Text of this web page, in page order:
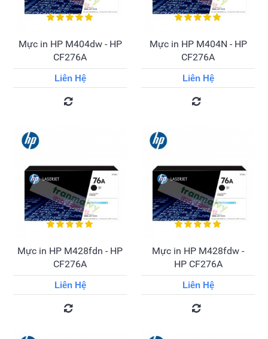
Mực in HP M404dw - HP
CF276A
Liên Hệ
Mực in HP M404N - HP
CF276A
Liên Hệ
Mực in HP M428fdn - HP
CF276A
Liên Hệ
Mực in HP M428fdw -
HP CF276A
Liên Hệ